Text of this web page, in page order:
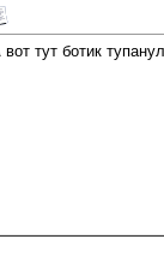
вот тут ботик